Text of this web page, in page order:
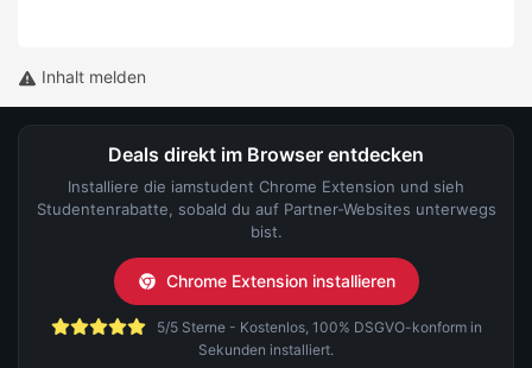
iamstudent App für iOS & Android
Spart euch die Suche: Alle Studentenrabatte, Gewinnspiele und
Rabatt-Map bequem in einer App.
4,75/5 Sterne - Basierend auf über 1.000 Bewertungen.